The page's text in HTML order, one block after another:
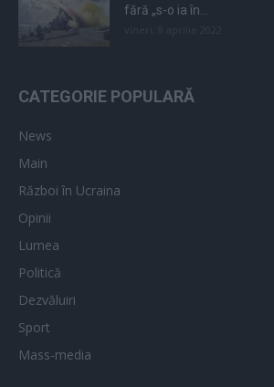
fără „s-o ia în...
CATEGORIE POPULARĂ
News
Main
Război în Ucraina
Opinii
Lumea
Politică
Dezvăluiri
Sport
Mass-media